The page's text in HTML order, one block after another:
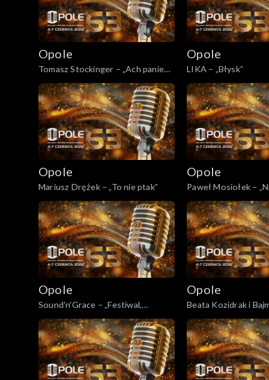
Opole
Tomasz Stockinger – „Ach panie
panowie”
Opole
LIKA – „Błysk”
Opole
Mariusz Drężek – „To nie ptak”
Opole
Paweł Mosiołek –
Opole
Sound'n'Grace – „Festiwal,
festiwal…”
Opole
Beata Kozidrak i
serca, dwa smutki” /